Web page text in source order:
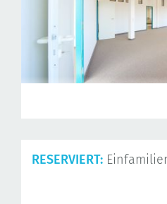
RESERVIERT: